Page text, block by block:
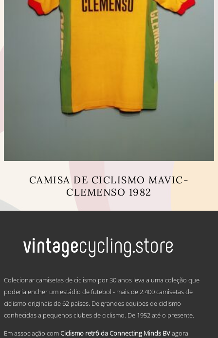
CAMISA DE CICLISMO MAVIC-
CLEMENSO 1982
variants.
options
be
on
the
product
Colecionar camisetas de ciclismo por 30 anos leva a uma coleção que
poderia encher um estádio de futebol - mais de 2.400 camisetas de
ciclismo originais de 62 países. De grandes equipes de ciclismo
conhecidas a pequenos clubes de ciclismo. De 1952 até o presente.
Em associação comCiclismo retrô da Connecting Minds BVagora